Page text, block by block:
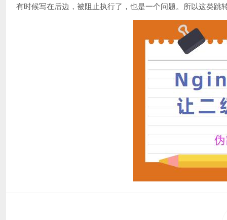
有时候写在后边，被阻止执行了，也是一个问题。所以这类跳